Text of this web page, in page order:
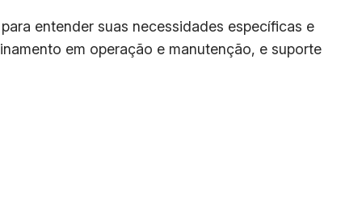
entender suas necessidades específicas e
em operação e manutenção, e suporte